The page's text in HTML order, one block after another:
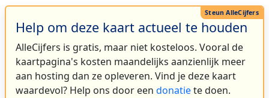
Help om deze kaart actueel te houden
AlleCijfers is gratis, maar niet kosteloos. Vooral de
kaartpagina's kosten maandelijks aanzienlijk meer
aan hosting dan ze opleveren. Vind je deze kaart
waardevol? Help ons door een donatiete doen.